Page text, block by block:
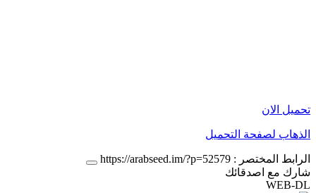
تحميل الان
الذهاب لصفحة التحميل
الرابط المختصر : https://arabseed.im/?p=52579
شارك مع اصدقائك
WEB-DL